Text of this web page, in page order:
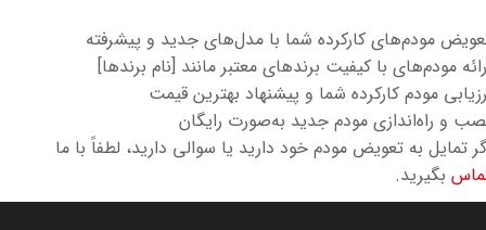
مودم‌های کارکرده شما با مدل‌های جدید و پیشرفته
مودم‌های با کیفیت برندهای معتبر مانند [نام برندها]
مودم کارکرده شما و پیشنهاد بهترین قیمت
و راه‌اندازی مودم جدید به‌صورت رایگان
تمایل به تعویض مودم خود دارید یا سوالی دارید، لطفاً با ما
بگیرید.